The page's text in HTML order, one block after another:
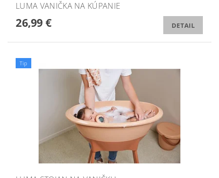
LUMA VANIČKA NA KÚPANIE
26,99 € DETAIL
Tip